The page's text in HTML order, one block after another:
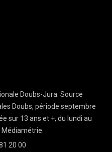
Doubs-Jura. Source
Doubs, période septembre
sur 13 ans et +, du lundi au
20 00